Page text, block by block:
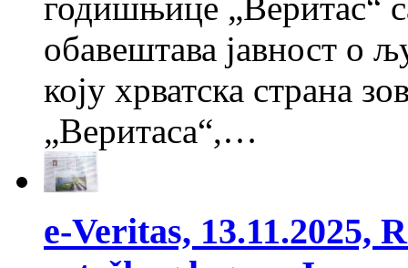
годишњице „Веритас“
обавештава јавност о
коју хрватска страна
„Веритаса“,…
е-Veritas, 13.11.2025,